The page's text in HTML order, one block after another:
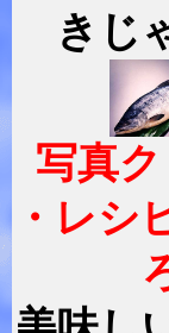
きじ
写真
・レシ